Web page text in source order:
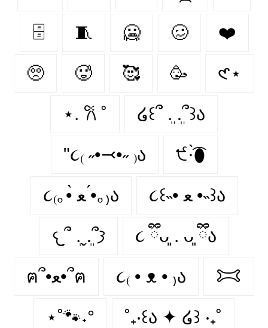
🗄️ 🧵 🥶️ 🥴️ ❤️️
🥺️ 🥵️ 🥰️ 🥳️ 𑣲⋆
⋆. 𐙚 ˚ ໒꒰՞ ܸ. .ܸ՞꒱ა
"૮₍ ˶•⤙•˶ ₎ა ੯·̀͡⬮
૮₍｡•̀ ﻌ •́｡₎ა ૮꒰˵• ﻌ •˵꒱ა
𐔌՞ ܸ.ˬ.ܸ՞𐦯 ૮ ྀིᴗ͈ . ᴗ͈ ྀིა
ฅ՞•ﻌ•՞ฅ ૮₍ • ᴥ • ₎ა 𐂯
⋆˚🐾˖° ˚₊‧꒰ა ✦ ໒꒱ ‧₊˚